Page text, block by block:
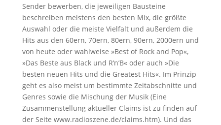
Sender bewerben, die jeweiligen Bausteine
beschreiben meistens den besten Mix, die größte
Auswahl oder die meiste Vielfalt und außerdem die
Hits aus den 60ern, 70ern, 80ern, 90ern, 2000ern und
von heute oder wahlweise »Best of Rock and Pop«,
»Das Beste aus Black und R’n’B« oder auch »Die
besten neuen Hits und die Greatest Hits«. Im Prinzip
geht es also meist um bestimmte Zeitabschnitte und
Genres sowie die Mischung der Musik (Eine
Zusammenstellung aktueller Claims ist zu finden auf
der Seite www.radioszene.de/claims.htm). Und das